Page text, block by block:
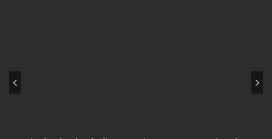
دو پا، فلج شدن دست چپ، فلج نیمی از صورت و آسیب جدی به بینایی وی